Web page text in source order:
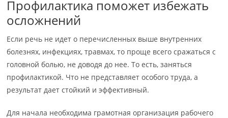
Профилактика поможет избежать
осложнений
Если речь не идет о перечисленных выше внутренних
болезнях, инфекциях, травмах, то проще всего сражаться с
головной болью, не доводя до нее. То есть, заняться
профилактикой. Что не представляет особого труда, а
результат дает стойкий и эффективный.
Для начала необходима грамотная организация рабочего